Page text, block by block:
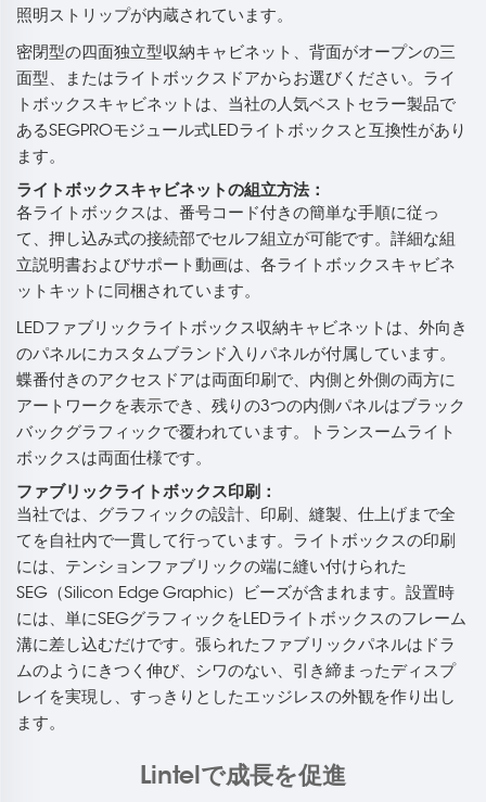
照明ストリップが内蔵されています。
密閉型の四面独立型収納キャビネット、背面がオープンの三
面型、またはライトボックスドアからお選びください。ライ
トボックスキャビネットは、当社の人気ベストセラー製品で
あるSEGPROモジュール式LEDライトボックスと互換性があり
ます。
ライトボックスキャビネットの組立方法：
各ライトボックスは、番号コード付きの簡単な手順に従っ
て、押し込み式の接続部でセルフ組立が可能です。詳細な組
立説明書およびサポート動画は、各ライトボックスキャビネ
ットキットに同梱されています。
LEDファブリックライトボックス収納キャビネットは、外向き
のパネルにカスタムブランド入りパネルが付属しています。
蝶番付きのアクセスドアは両面印刷で、内側と外側の両方に
アートワークを表示でき、残りの3つの内側パネルはブラック
バックグラフィックで覆われています。トランスームライト
ボックスは両面仕様です。
ファブリックライトボックス印刷：
当社では、グラフィックの設計、印刷、縫製、仕上げまで全
てを自社内で一貫して行っています。ライトボックスの印刷
には、テンションファブリックの端に縫い付けられた
SEG（Silicon Edge Graphic）ビーズが含まれます。設置時
には、単にSEGグラフィックをLEDライトボックスのフレーム
溝に差し込むだけです。張られたファブリックパネルはドラ
ムのようにきつく伸び、シワのない、引き締まったディスプ
レイを実現し、すっきりとしたエッジレスの外観を作り出し
ます。
Lintelで成長を促進